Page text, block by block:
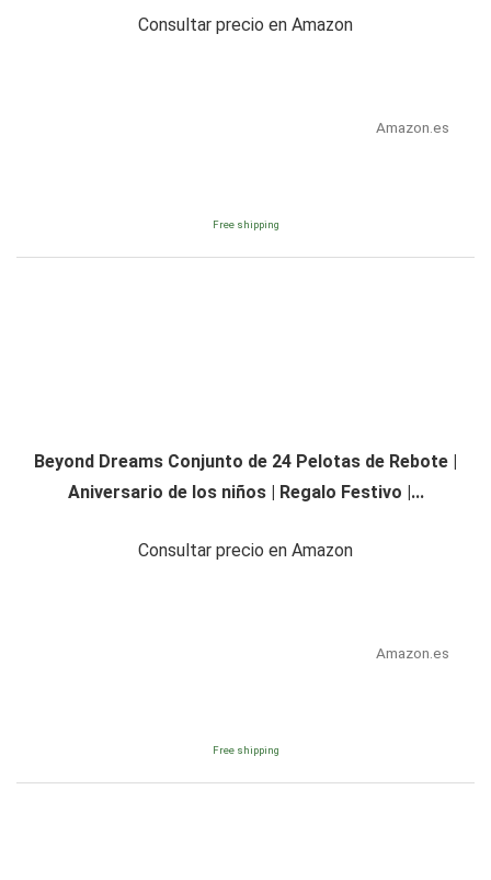
Consultar precio en Amazon
Amazon.es
Free shipping
Beyond Dreams Conjunto de 24 Pelotas de Rebote |
Aniversario de los niños | Regalo Festivo |...
Consultar precio en Amazon
Amazon.es
Free shipping